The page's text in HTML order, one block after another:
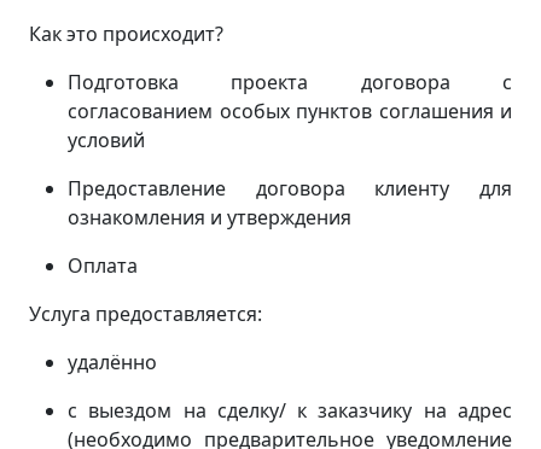
Как это происходит?
Подготовка проекта договора с
согласованием особых пунктов соглашения и
условий
Предоставление договора клиенту для
ознакомления и утверждения
Оплата
Услуга предоставляется:
удалённо
с выездом на сделку/ к заказчику на адрес
(необходимо предварительное уведомление